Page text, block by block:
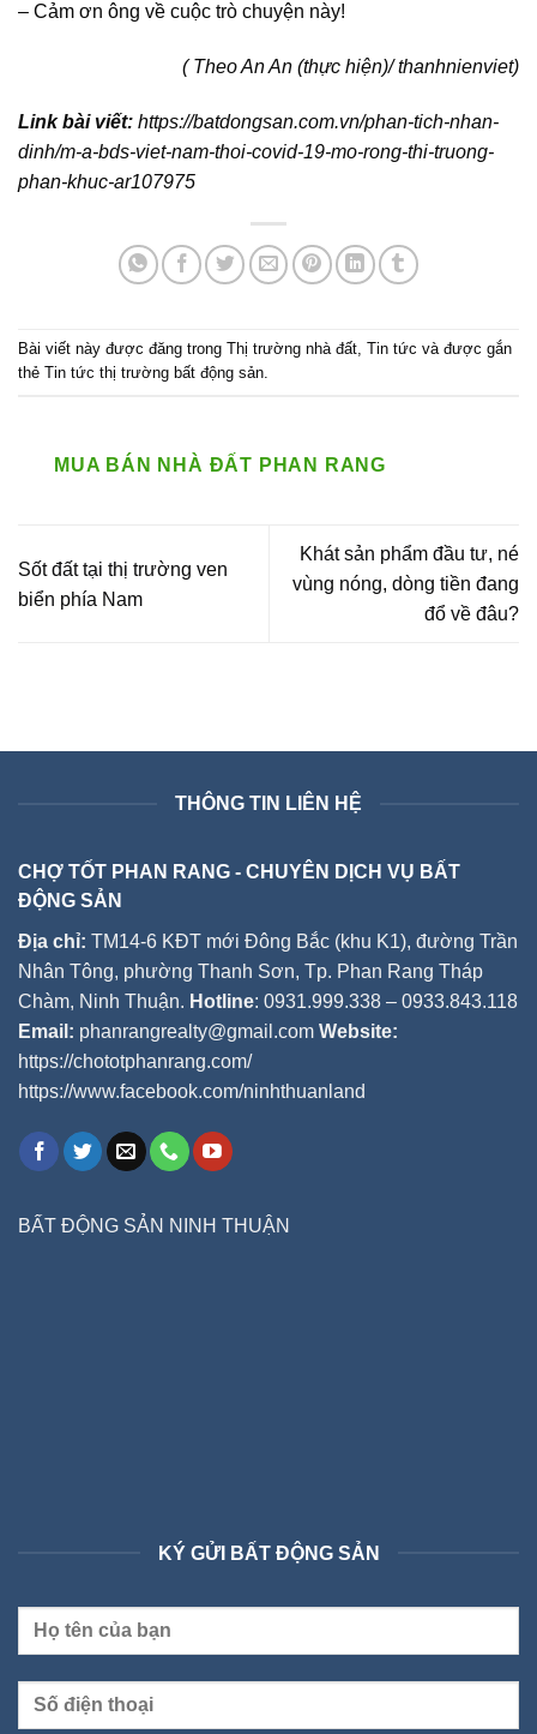
– Cảm ơn ông về cuộc trò chuyện này!
( Theo An An (thực hiện)/ thanhnienviet)
Link bài viết: https://batdongsan.com.vn/phan-tich-nhan-
dinh/m-a-bds-viet-nam-thoi-covid-19-mo-rong-thi-truong-
phan-khuc-ar107975
Bài viết này được đăng trong Thị trường nhà đất, Tin tức và được gắn
thẻ Tin tức thị trường bất động sản.
MUA BÁN NHÀ ĐẤT PHAN RANG
Sốt đất tại thị trường ven
biển phía Nam
Khát sản phẩm đầu tư, né
vùng nóng, dòng tiền đang
đổ về đâu?
THÔNG TIN LIÊN HỆ
CHỢ TỐT PHAN RANG - CHUYÊN DỊCH VỤ BẤT
ĐỘNG SẢN
Địa chỉ: TM14-6 KĐT mới Đông Bắc (khu K1), đường Trần
Nhân Tông, phường Thanh Sơn, Tp. Phan Rang Tháp
Chàm, Ninh Thuận. Hotline: 0931.999.338 – 0933.843.118
Email: phanrangrealty@gmail.com Website:
https://chototphanrang.com/
https://www.facebook.com/ninhthuanland
BẤT ĐỘNG SẢN NINH THUẬN
KÝ GỬI BẤT ĐỘNG SẢN